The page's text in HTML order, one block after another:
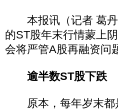
本报讯（记者 葛丹
的ST股年末行情蒙上
会将严管A股再融资问
逾半数ST股下跌
原本，每年岁末都